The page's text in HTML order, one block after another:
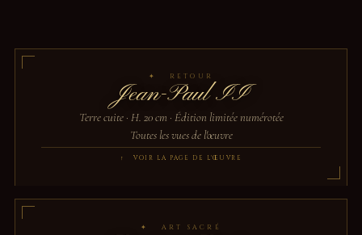
✦ RETOUR
Jean-Paul II
Terre cuite · H. 20 cm · Édition limitée numérotée
Toutes les vues de l'œuvre
↑ VOIR LA PAGE DE L'ŒUVRE
✦ ART SACRÉ